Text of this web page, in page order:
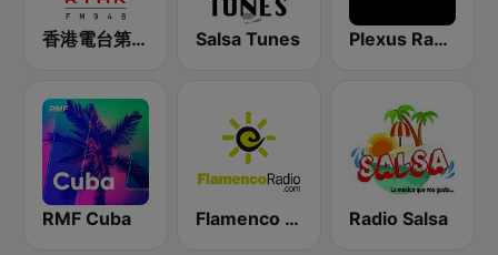
香港電台第二台 RTHK Radio 2 Salsa Tunes Plexus Radio - Flamenco Spain
RMF Cuba Flamenco Radio Radio Salsa